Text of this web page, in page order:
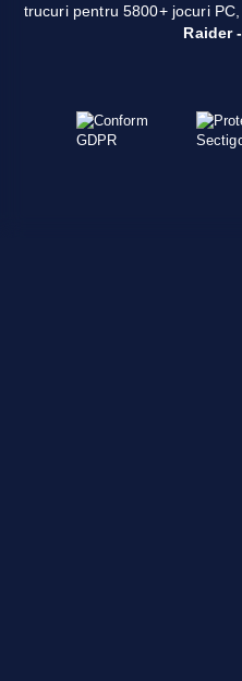
trucuri pentru 5800+ jocuri
Raider